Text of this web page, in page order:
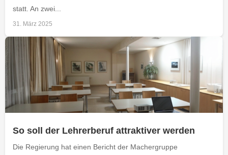
statt. An zwei...
31. März 2025
So soll der Lehrerberuf attraktiver werden
Die Regierung hat einen Bericht der Machergruppe